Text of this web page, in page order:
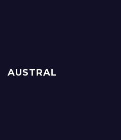
AUSTRAL